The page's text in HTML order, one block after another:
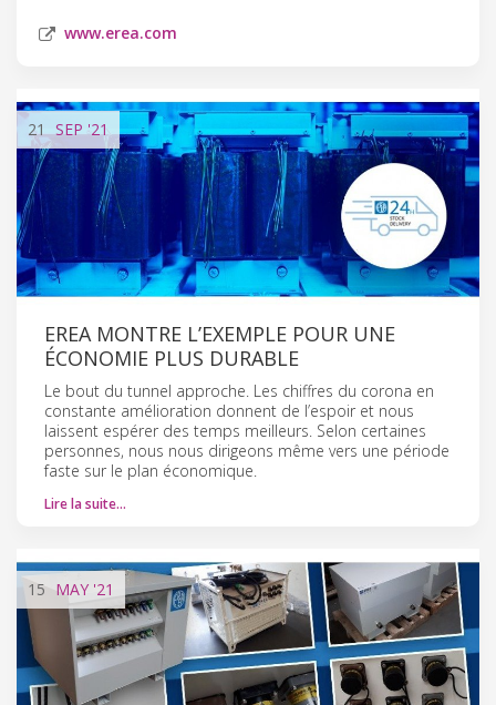
www.erea.com
21 SEP'21
EREA MONTRE L’EXEMPLE POUR UNE
ÉCONOMIE PLUS DURABLE
Le bout du tunnel approche. Les chiffres du corona en
constante amélioration donnent de l’espoir et nous
laissent espérer des temps meilleurs. Selon certaines
personnes, nous nous dirigeons même vers une période
faste sur le plan économique.
Lire la suite…
15 MAY '21